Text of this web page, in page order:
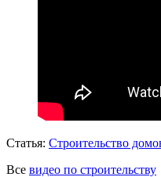
Статья: Строительство
Все видео по строительству